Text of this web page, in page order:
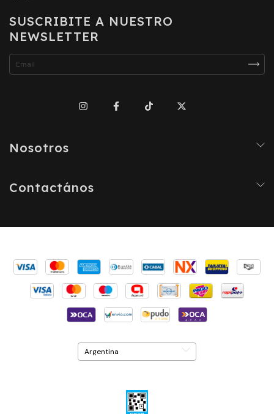
SUSCRIBITE A NUESTRO
NEWSLETTER
Nosotros
Contactános